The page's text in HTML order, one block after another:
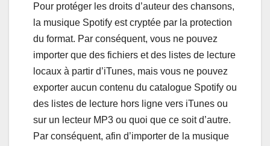
Pour protéger les droits d’auteur des chansons,
la musique Spotify est cryptée par la protection
du format. Par conséquent, vous ne pouvez
importer que des fichiers et des listes de lecture
locaux à partir d’iTunes, mais vous ne pouvez
exporter aucun contenu du catalogue Spotify ou
des listes de lecture hors ligne vers iTunes ou
sur un lecteur MP3 ou quoi que ce soit d’autre.
Par conséquent, afin d’importer de la musique